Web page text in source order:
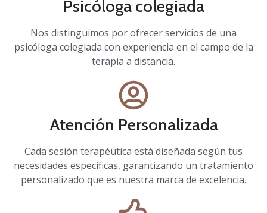
Psicóloga colegiada
Nos distinguimos por ofrecer servicios de una
psicóloga colegiada con experiencia en el campo de la
terapia a distancia.
Atención Personalizada
Cada sesión terapéutica está diseñada según tus
necesidades específicas, garantizando un tratamiento
personalizado que es nuestra marca de excelencia.